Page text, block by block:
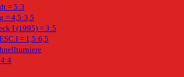
= 5:3
= 4,5:3,5
I (1995) = 3:5
I = 1,5:6,5